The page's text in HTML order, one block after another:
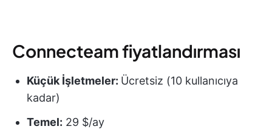
Connecteam fiyatlandırması
Küçük İşletmeler: Ücretsiz (10 kullanıcıya
kadar)
Temel: 29 $/ay